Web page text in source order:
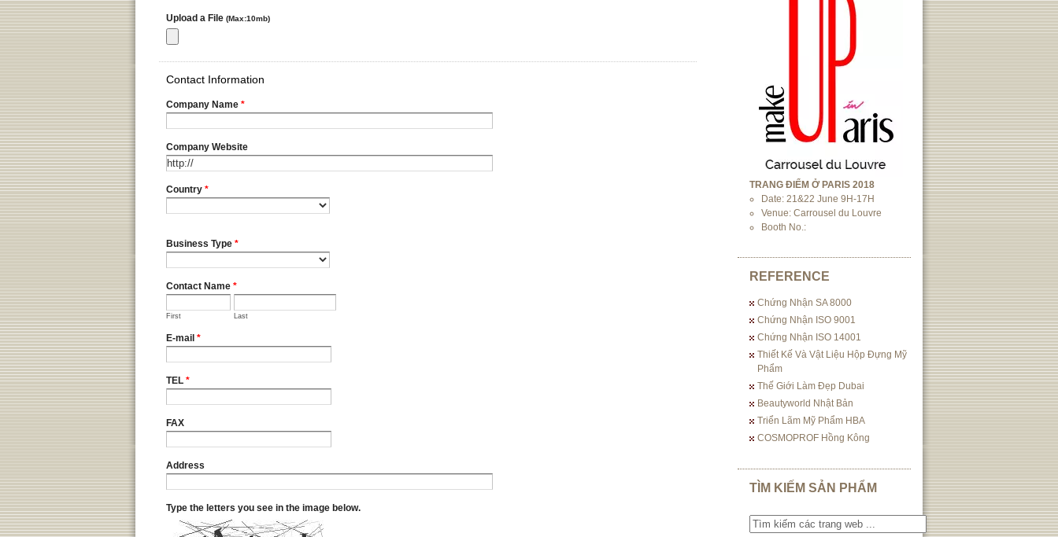
TRANG ĐIỂM Ở PARIS 2018
Date: 21&22 June 9H-17H
Venue: Carrousel du Louvre
Booth No.:
REFERENCE
Chứng Nhận SA 8000
Chứng Nhận ISO 9001
Chứng Nhận ISO 14001
Thiết Kế Và Vật Liệu Hộp Đựng Mỹ
Phẩm
Thế Giới Làm Đẹp Dubai
Beautyworld Nhật Bản
Triển Lãm Mỹ Phẩm HBA
COSMOPROF Hồng Kông
TÌM KIẾM SẢN PHẨM